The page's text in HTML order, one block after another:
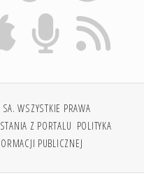
WSZYSTKIE PRAWA
Z PORTALU POLITYKA
PUBLICZNEJ